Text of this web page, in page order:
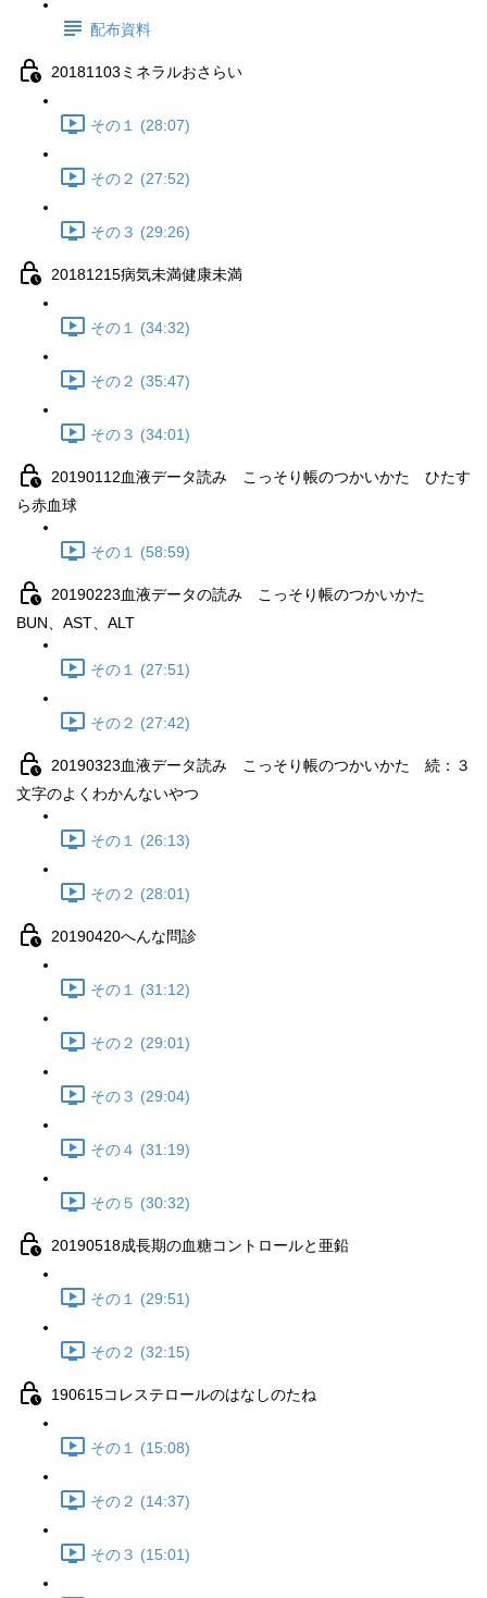
配布資料
20181103ミネラルおさらい
その１ (28:07)
その２ (27:52)
その３ (29:26)
20181215病気未満健康未満
その１ (34:32)
その２ (35:47)
その３ (34:01)
20190112血液データ読み こっそり帳のつかいかた ひたす
ら赤血球
その１ (58:59)
20190223血液データの読み こっそり帳のつかいかた
BUN、AST、ALT
その１ (27:51)
その２ (27:42)
20190323血液データ読み こっそり帳のつかいかた 続：３
文字のよくわかんないやつ
その１ (26:13)
その２ (28:01)
20190420へんな問診
その１ (31:12)
その２ (29:01)
その３ (29:04)
その４ (31:19)
その５ (30:32)
20190518成長期の血糖コントロールと亜鉛
その１ (29:51)
その２ (32:15)
190615コレステロールのはなしのたね
その１ (15:08)
その２ (14:37)
その３ (15:01)